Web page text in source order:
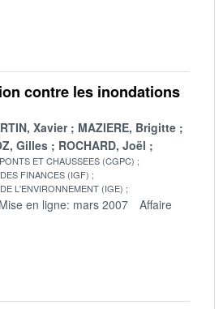
contre les inondations
Xavier
MAZIERE, Brigitte
Gilles ROCHARD, Joël
ET CHAUSSEES (CGPC)
FINANCES (IGF)
L'ENVIRONNEMENT (IGE)
Mise en ligne: mars 2007
Affaire